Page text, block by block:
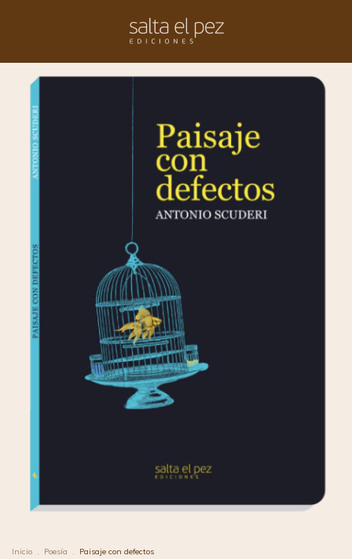
Inicio . Poesía . Paisaje con defectos